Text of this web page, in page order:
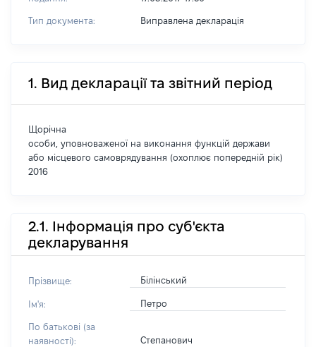
Тип документа: Виправлена декларація
1. Вид декларації та звітний період
Щорічна
особи, уповноваженої на виконання функцій держави
або місцевого самоврядування (охоплює попередній рік)
2016
2.1. Інформація про суб'єкта
декларування
Прізвище: Білінський
Ім'я: Петро
По батькові (за
наявності):
Степанович